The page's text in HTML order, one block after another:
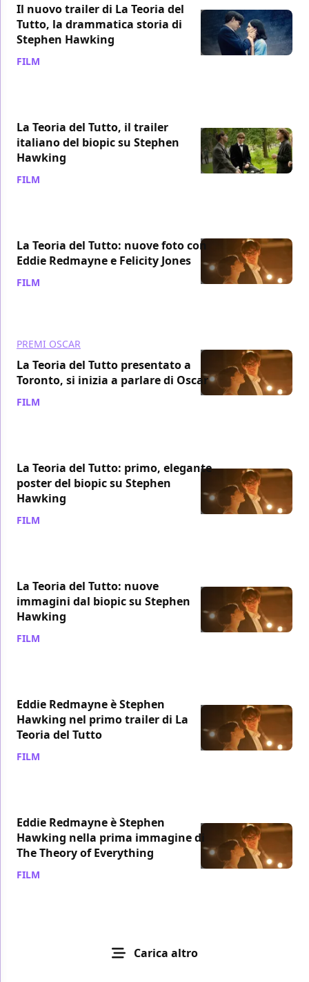
Il nuovo trailer di La Teoria del
Tutto, la drammatica storia di
Stephen Hawking
FILM
La Teoria del Tutto, il trailer
italiano del biopic su Stephen
Hawking
FILM
La Teoria del Tutto: nuove foto con
Eddie Redmayne e Felicity Jones
FILM
PREMI OSCAR
La Teoria del Tutto presentato a
Toronto, si inizia a parlare di Oscar
FILM
La Teoria del Tutto: primo, elegante
poster del biopic su Stephen
Hawking
FILM
La Teoria del Tutto: nuove
immagini dal biopic su Stephen
Hawking
FILM
Eddie Redmayne è Stephen
Hawking nel primo trailer di La
Teoria del Tutto
FILM
Eddie Redmayne è Stephen
Hawking nella prima immagine di
The Theory of Everything
FILM
Carica altro